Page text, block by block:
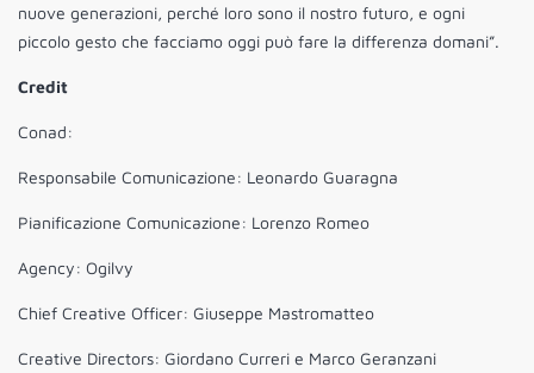
nuove generazioni, perché loro sono il nostro futuro, e ogni
piccolo gesto che facciamo oggi può fare la differenza domani”.
Credit
Conad:
Responsabile Comunicazione: Leonardo Guaragna
Pianificazione Comunicazione: Lorenzo Romeo
Agency: Ogilvy
Chief Creative Officer: Giuseppe Mastromatteo
Creative Directors: Giordano Curreri e Marco Geranzani